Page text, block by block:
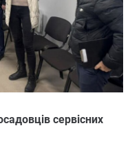
сервісних